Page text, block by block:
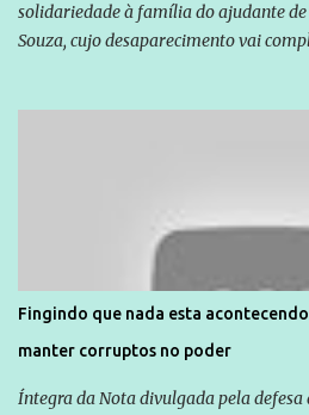
solidariedade à família do ajudante
Souza, cujo desaparecimento vai
são vítimas de violência, estão em
direitos violados. Leia mais: Anistia
solução do caso Amarildo - Terra
Fingindo que nada esta
manter corruptos no poder
Íntegra da Nota divulgada pela defesa